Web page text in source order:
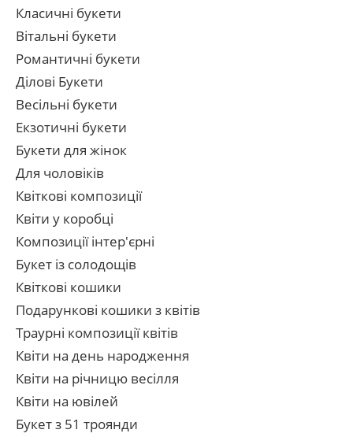
Класичні букети
Вітальні букети
Романтичні букети
Ділові Букети
Весільні букети
Екзотичні букети
Букети для жінок
Для чоловіків
Квіткові композиції
Квіти у коробці
Композиції інтер'єрні
Букет із солодощів
Квіткові кошики
Подарункові кошики з квітів
Траурні композиції квітів
Квіти на день народження
Квіти на річницю весілля
Квіти на ювілей
Букет з 51 троянди